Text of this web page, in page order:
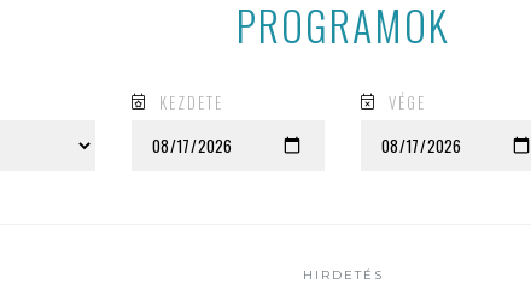
PROGRAMOK
KEZDETE VÉGE
HIRDETÉS